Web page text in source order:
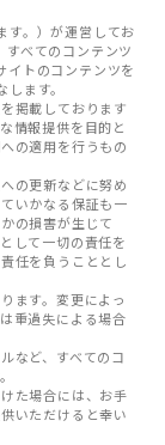
す。）が運営してお
べてのコンテンツ
イトのコンテンツを
ます。
掲載しております
情報提供を目的と
の適用を行うもの
の更新などに努め
いかなる保証も一
の損害が生じて
して一切の責任を
任を負うこととし
ます。変更によっ
重過失による場合
など、すべてのコ
た場合には、お手
いただけると幸い